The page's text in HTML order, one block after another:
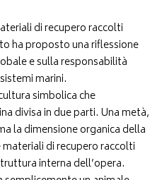
di recupero raccolti
ha proposto una riflessione
e sulla responsabilità
marini.
simbolica che
divisa in due parti. Una metà,
la dimensione organica della
di recupero raccolti
interna dell’opera.